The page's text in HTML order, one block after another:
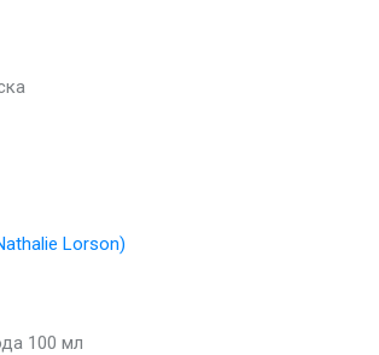
Lorson)
100 мл